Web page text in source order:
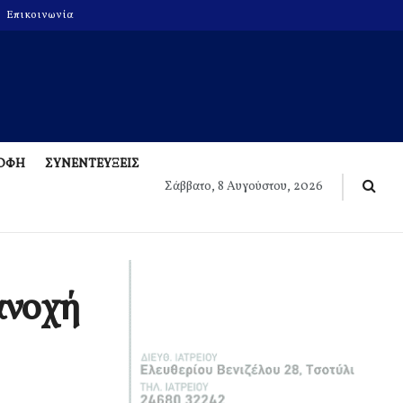
Επικοινωνία
ΣΥΝΕΝΤΕΥΞΕΙΣ
Σάββατο, 8 Αυγούστου, 2026